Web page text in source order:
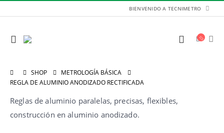
BIENVENIDO A TECNIMETRO
SHOP
METROLOGÍA BÁSICA
REGLA DE ALUMINIO ANODIZADO RECTIFICADA
Reglas de aluminio paralelas, precisas, flexibles,
construcción en aluminio anodizado.